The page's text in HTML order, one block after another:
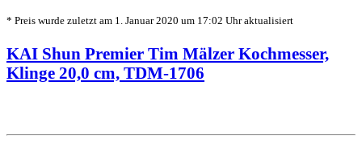
* Preis wurde zuletzt am 1. Januar 2020 um 17:02 Uhr aktualisiert
KAI Shun Premier Tim Mälzer Kochmesser,
Klinge 20,0 cm, TDM-1706